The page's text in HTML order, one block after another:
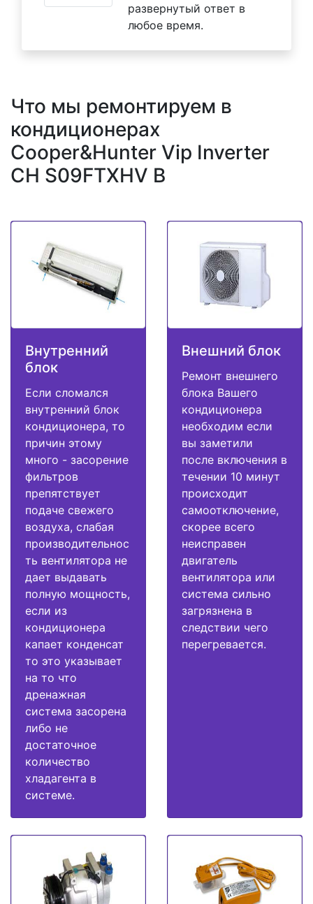
развернутый ответ в
любое время.
Что мы ремонтируем в
кондиционерах
Cooper&Hunter Vip Inverter
CH S09FTXHV B
Внутренний
блок
Если сломался
внутренний блок
кондиционера, то
причин этому
много - засорение
фильтров
препятствует
подаче свежего
воздуха, слабая
производительнос
ть вентилятора не
дает выдавать
полную мощность,
если из
кондиционера
капает конденсат
то это указывает
на то что
дренажная
система засорена
либо не
достаточное
количество
хладагента в
системе.
Внешний блок
Ремонт внешнего
блока Вашего
кондиционера
необходим если
вы заметили
после включения в
течении 10 минут
происходит
самоотключение,
скорее всего
неисправен
двигатель
вентилятора или
система сильно
загрязнена в
следствии чего
перегревается.